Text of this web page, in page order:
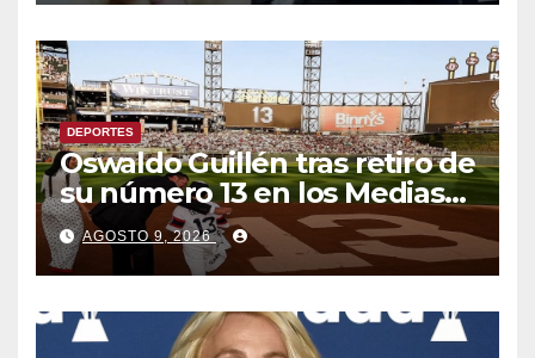
DEPORTES
Oswaldo Guillén tras retiro de
su número 13 en los Medias
Blancas: «Cumplí mis
sueños»
AGOSTO 9, 2026